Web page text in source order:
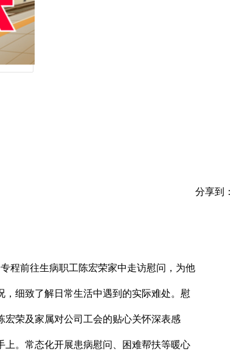
分享到：
程前往生病职工陈宏荣家中走访慰问，为他
细致了解日常生活中遇到的实际难处。慰
荣及家属对公司工会的贴心关怀深表感
。常态化开展患病慰问、困难帮扶等暖心